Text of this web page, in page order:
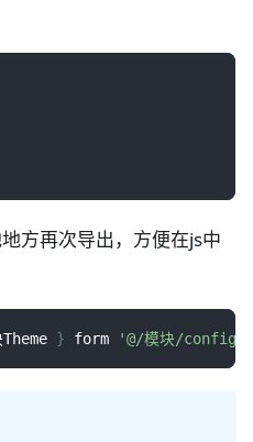
方再次导出，方便在js中
} form '@/模块/config/